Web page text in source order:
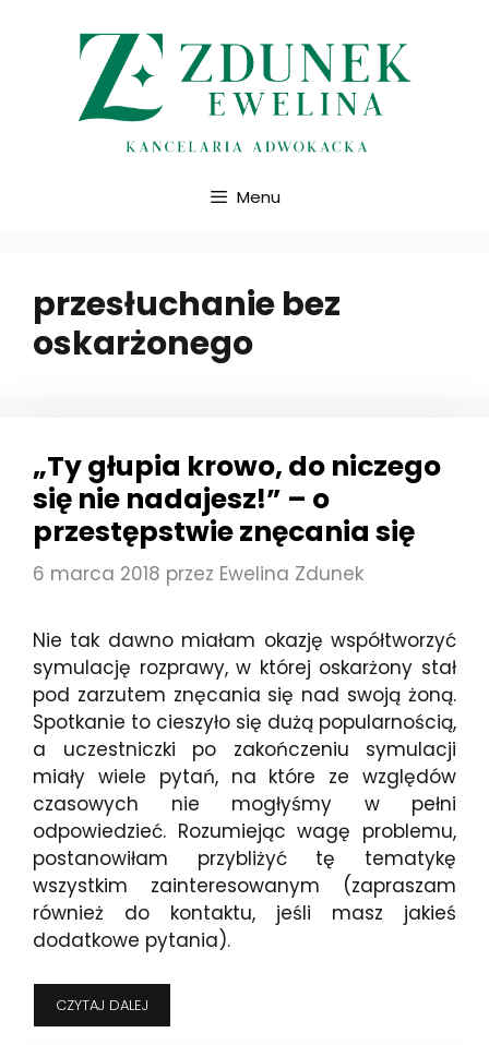
Menu
przesłuchanie bez
oskarżonego
„Ty głupia krowo, do niczego
się nie nadajesz!” – o
przestępstwie znęcania się
6 marca 2018 przez Ewelina Zdunek
Nie tak dawno miałam okazję współtworzyć
symulację rozprawy, w której oskarżony stał
pod zarzutem znęcania się nad swoją żoną.
Spotkanie to cieszyło się dużą popularnością,
a uczestniczki po zakończeniu symulacji
miały wiele pytań, na które ze względów
czasowych nie mogłyśmy w pełni
odpowiedzieć. Rozumiejąc wagę problemu,
postanowiłam przybliżyć tę tematykę
wszystkim zainteresowanym (zapraszam
również do kontaktu, jeśli masz jakieś
dodatkowe pytania).
CZYTAJ DALEJ
GŁUPIA